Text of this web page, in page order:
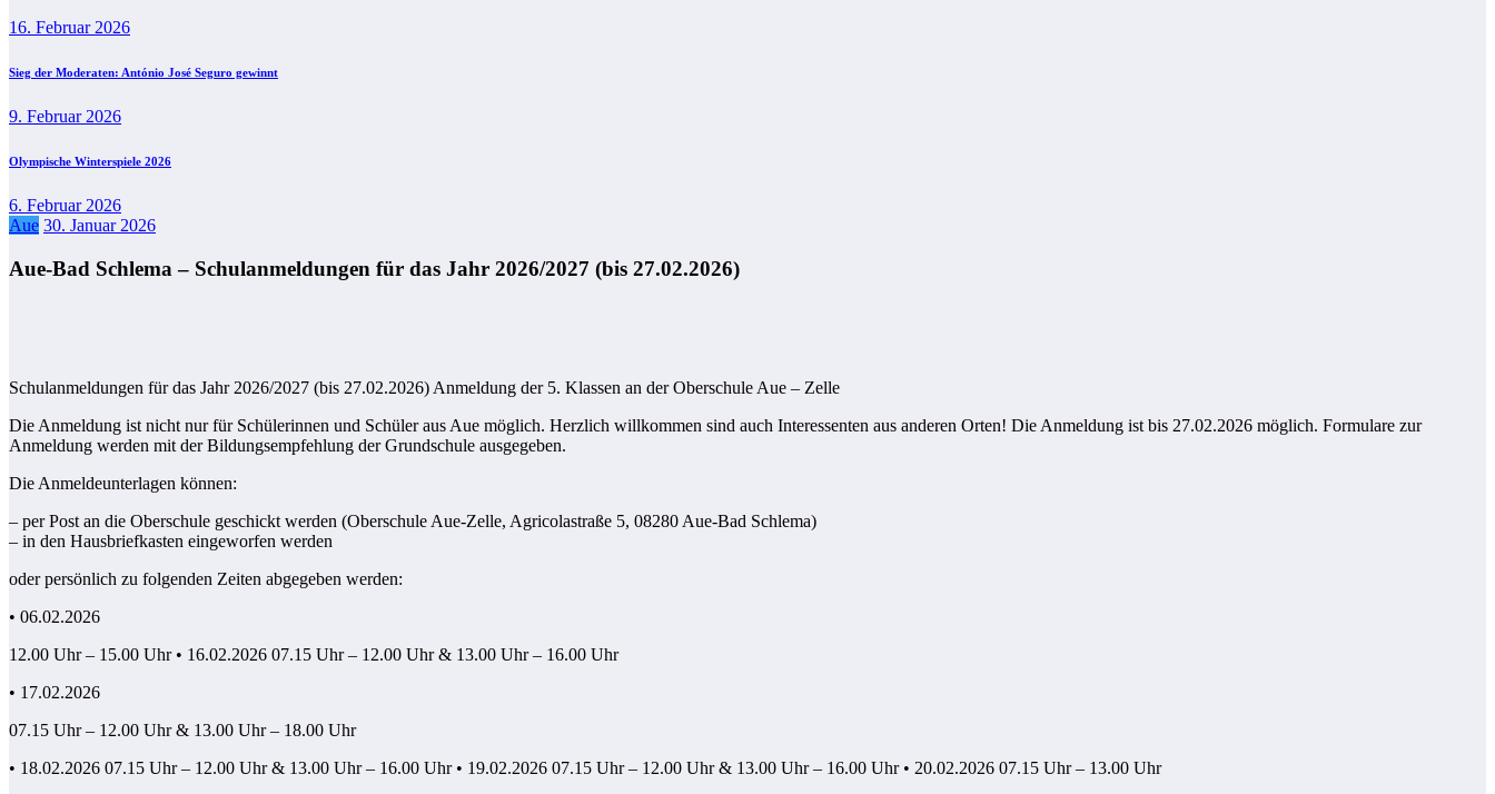
16. Februar 2026
Sieg der Moderaten: António José Seguro gewinnt
9. Februar 2026
Olympische Winterspiele 2026
6. Februar 2026
Aue 30. Januar 2026
Aue-Bad Schlema – Schulanmeldungen für das Jahr 2026/2027 (bis 27.02.2026)
Schulanmeldungen für das Jahr 2026/2027 (bis 27.02.2026) Anmeldung der 5. Klassen an der Oberschule Aue – Zelle
Die Anmeldung ist nicht nur für Schülerinnen und Schüler aus Aue möglich. Herzlich willkommen sind auch Interessenten aus anderen Orten! Die Anmeldung ist bis 27.02.2026 möglich. Formulare zur
Anmeldung werden mit der Bildungsempfehlung der Grundschule ausgegeben.
Die Anmeldeunterlagen können:
– per Post an die Oberschule geschickt werden (Oberschule Aue-Zelle, Agricolastraße 5, 08280 Aue-Bad Schlema)
– in den Hausbriefkasten eingeworfen werden
oder persönlich zu folgenden Zeiten abgegeben werden:
• 06.02.2026
12.00 Uhr – 15.00 Uhr • 16.02.2026 07.15 Uhr – 12.00 Uhr & 13.00 Uhr – 16.00 Uhr
• 17.02.2026
07.15 Uhr – 12.00 Uhr & 13.00 Uhr – 18.00 Uhr
• 18.02.2026 07.15 Uhr – 12.00 Uhr & 13.00 Uhr – 16.00 Uhr • 19.02.2026 07.15 Uhr – 12.00 Uhr & 13.00 Uhr – 16.00 Uhr • 20.02.2026 07.15 Uhr – 13.00 Uhr